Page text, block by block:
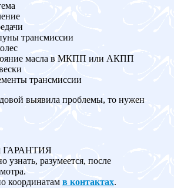
трансмиссии
масла в МКПП или АКПП
трансмиссии
выявила проблемы, то нужен
ГАРАНТИЯ
узнать, разумеется, после
координатам в контактах.